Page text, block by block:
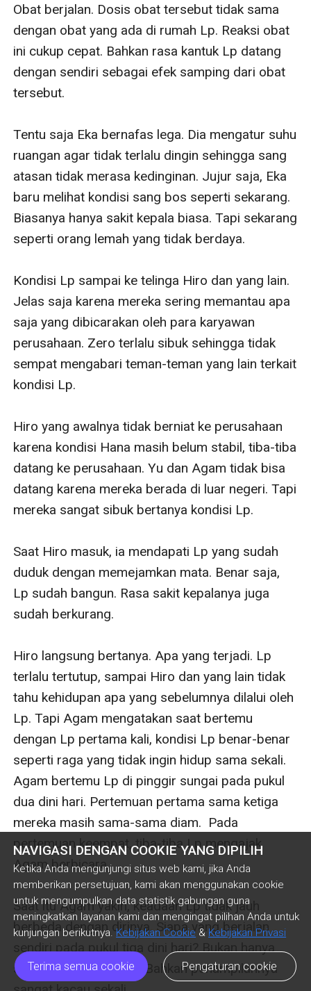
NAVIGASI DENGAN COOKIE YANG DIPILIH
Ketika Anda mengunjungi situs web kami, jika Anda
memberikan persetujuan, kami akan menggunakan cookie
untuk mengumpulkan data statistik gabungan guna
meningkatkan layanan kami dan mengingat pilihan Anda untuk
kunjungan berikutnya. Kebijakan Cookie & Kebijakan Privasi
Terima semua cookie Pengaturan cookie
Obat berjalan. Dosis obat tersebut tidak sama
dengan obat yang ada di rumah Lp. Reaksi obat
ini cukup cepat. Bahkan rasa kantuk Lp datang
dengan sendiri sebagai efek samping dari obat
tersebut.
Tentu saja Eka bernafas lega. Dia mengatur suhu
ruangan agar tidak terlalu dingin sehingga sang
atasan tidak merasa kedinginan. Jujur saja, Eka
baru melihat kondisi sang bos seperti sekarang.
Biasanya hanya sakit kepala biasa. Tapi sekarang
seperti orang lemah yang tidak berdaya.
Kondisi Lp sampai ke telinga Hiro dan yang lain.
Jelas saja karena mereka sering memantau apa
saja yang dibicarakan oleh para karyawan
perusahaan. Zero terlalu sibuk sehingga tidak
sempat mengabari teman-teman yang lain terkait
kondisi Lp.
Hiro yang awalnya tidak berniat ke perusahaan
karena kondisi Hana masih belum stabil, tiba-tiba
datang ke perusahaan. Yu dan Agam tidak bisa
datang karena mereka berada di luar negeri. Tapi
mereka sangat sibuk bertanya kondisi Lp.
Saat Hiro masuk, ia mendapati Lp yang sudah
duduk dengan memejamkan mata. Benar saja,
Lp sudah bangun. Rasa sakit kepalanya juga
sudah berkurang.
Hiro langsung bertanya. Apa yang terjadi. Lp
terlalu tertutup, sampai Hiro dan yang lain tidak
tahu kehidupan apa yang sebelumnya dilalui oleh
Lp. Tapi Agam mengatakan saat bertemu
dengan Lp pertama kali, kondisi Lp benar-benar
seperti raga yang tidak ingin hidup sama sekali.
Agam bertemu Lp di pinggir sungai pada pukul
dua dini hari. Pertemuan pertama sama ketiga
mereka masih sama-sama diam.  Pada
pertemuan keempat, tiba-tiba Lp mengajak
Agam berbicara.
Saat itu Agam yakin, keadaan Lp tidak jauh
berbeda dengan dirinya. Siapa yang berjalan
sendiri pada pukul tiga dini hari? Bukan hanya
sekali, tapi berkali-kali. Bahkan penampilannya